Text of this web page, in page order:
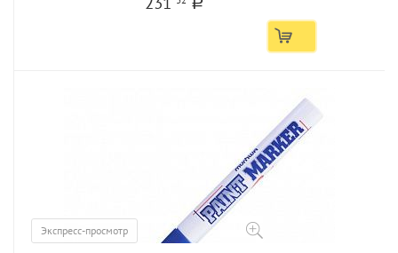
a
Экспресс-просмотр